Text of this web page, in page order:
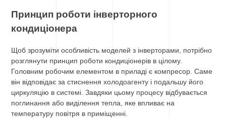
Принцип роботи інверторного
кондиціонера
Щоб зрозуміти особливість моделей з інверторами, потрібно
розглянути принцип роботи кондиціонерів в цілому.
Головним робочим елементом в приладі є компресор. Саме
він відповідає за стиснення холодоагенту і подальшу його
циркуляцію в системі. Завдяки цьому процесу відбувається
поглинання або виділення тепла, яке впливає на
температуру повітря в приміщенні.